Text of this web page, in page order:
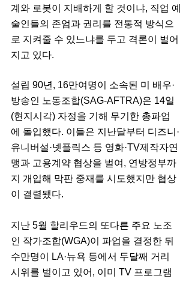
계와 로봇이 지배하게 할 것이냐, 직업 예
술인들의 존엄과 권리를 전통적 방식으
로 지켜줄 수 있느냐를 두고 격론이 벌어
지고 있다.
설립 90년, 16만여명이 소속된 미 배우·
방송인 노동조합(SAG-AFTRA)은 14일
(현지시각) 자정을 기해 무기한 총파업
에 돌입했다. 이들은 지난달부터 디즈니·
유니버설·넷플릭스 등 영화·TV제작자연
맹과 고용계약 협상을 벌여, 연방정부까
지 개입해 막판 중재를 시도했지만 협상
이 결렬됐다.
지난 5월 할리우드의 또다른 주요 노조
인 작가조합(WGA)이 파업을 결정한 뒤
수만명이 LA·뉴욕 등에서 두달째 거리
시위를 벌이고 있어, 이미 TV 프로그램